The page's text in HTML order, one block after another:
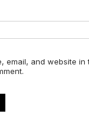
email, and website